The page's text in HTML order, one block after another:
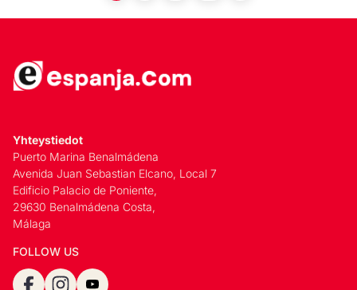
Yhteystiedot
Puerto Marina Benalmádena
Avenida Juan Sebastian Elcano, Local 7
Edificio Palacio de Poniente,
29630 Benalmádena Costa,
Málaga
FOLLOW US